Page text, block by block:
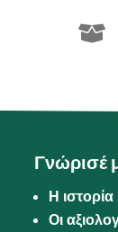

Γνώρισέ
Η
Οι